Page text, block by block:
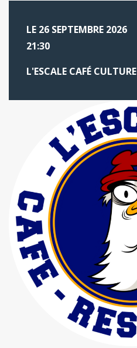
LE 26 SEPTEMBRE 2026
21:30
L'ESCALE CAFÉ CULTURE